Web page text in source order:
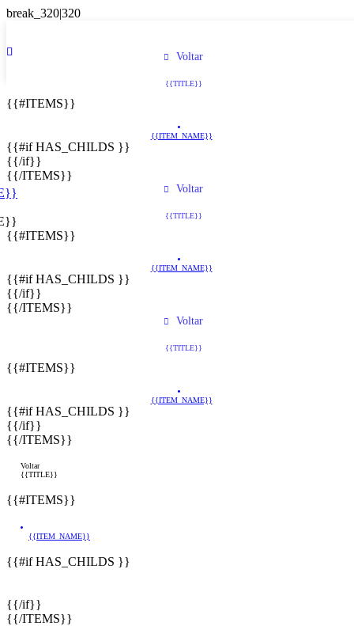
Voltar
{{TITLE}}
{{#ITEMS}}
{{ITEM_NAME}}
{{#if HAS_CHILDS }}
{{/if}}
{{/ITEMS}}
Voltar
{{TITLE}}
{{#ITEMS}}
{{ITEM_NAME}}
{{#if HAS_CHILDS }}
{{/if}}
{{/ITEMS}}
Voltar
{{TITLE}}
{{#ITEMS}}
{{ITEM_NAME}}
{{#if HAS_CHILDS }}
{{/if}}
{{/ITEMS}}
Voltar
{{TITLE}}
{{#ITEMS}}
{{ITEM_NAME}}
{{#if HAS_CHILDS }}
{{/if}}
{{/ITEMS}}